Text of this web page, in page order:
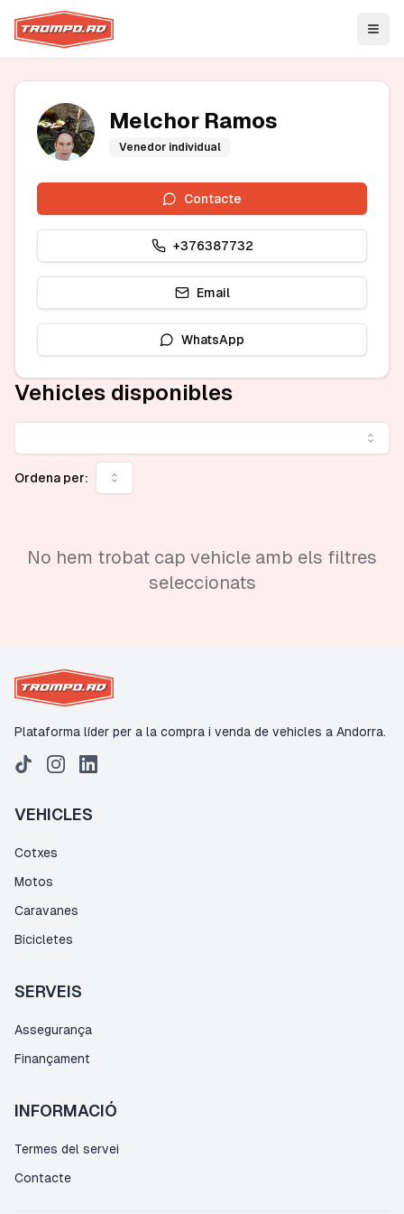
Melchor Ramos
Venedor individual
Contacte
+376387732
Email
WhatsApp
Vehicles disponibles
Ordena per:
No hem trobat cap vehicle amb els filtres
seleccionats
Plataforma líder per a la compra i venda de vehicles a Andorra.
VEHICLES
Cotxes
Motos
Caravanes
Bicicletes
SERVEIS
Assegurança
Finançament
INFORMACIÓ
Termes del servei
Contacte